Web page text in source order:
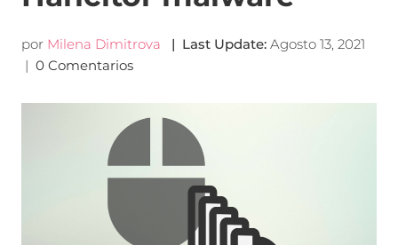
por Milena Dimitrova | Last Update: Agosto 13, 2021
| 0 Comentarios